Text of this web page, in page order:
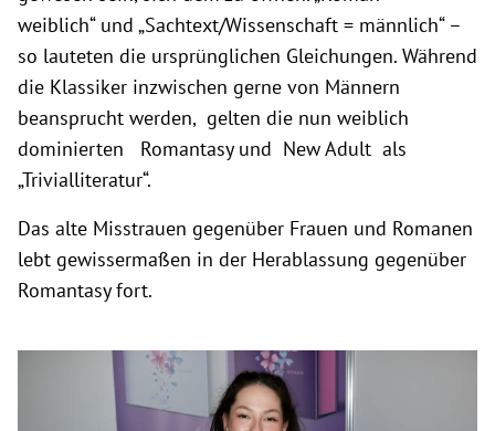
weiblich“ und „Sachtext/Wissenschaft = männlich“ –
so lauteten die ursprünglichen Gleichungen. Während
die Klassiker inzwischen gerne von Männern
beansprucht werden, gelten die nun weiblich
dominierten Romantasy und New Adult als
„Trivialliteratur“.
Das alte Misstrauen gegenüber Frauen und Romanen
lebt gewissermaßen in der Herablassung gegenüber
Romantasy fort.